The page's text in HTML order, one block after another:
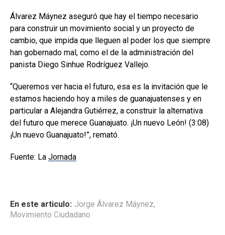
Álvarez Máynez aseguró que hay el tiempo necesario
para construir un movimiento social y un proyecto de
cambio, que impida que lleguen al poder los que siempre
han gobernado mal, como el de la administración del
panista Diego Sinhue Rodríguez Vallejo.
“Queremos ver hacia el futuro, esa es la invitación que le
estamos haciendo hoy a miles de guanajuatenses y en
particular a Alejandra Gutiérrez, a construir la alternativa
del futuro que merece Guanajuato. ¡Un nuevo León! (3:08)
¡Un nuevo Guanajuato!”, remató.
Fuente: La Jornada
En este articulo: Jorge Álvarez Máynez,
Movimiento Ciudadano